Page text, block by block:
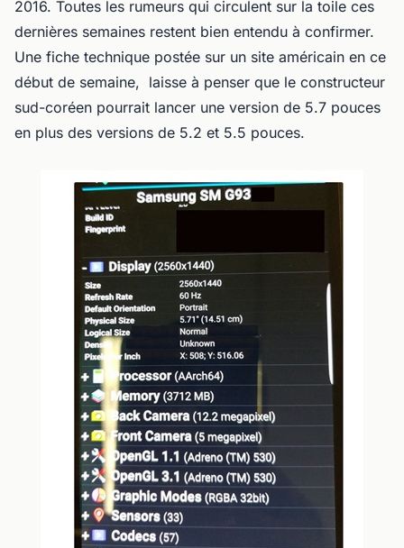
2016. Toutes les rumeurs qui circulent sur la toile ces
dernières semaines restent bien entendu à confirmer.
Une fiche technique postée sur un site américain en ce
début de semaine, laisse à penser que le constructeur
sud-coréen pourrait lancer une version de 5.7 pouces
en plus des versions de 5.2 et 5.5 pouces.